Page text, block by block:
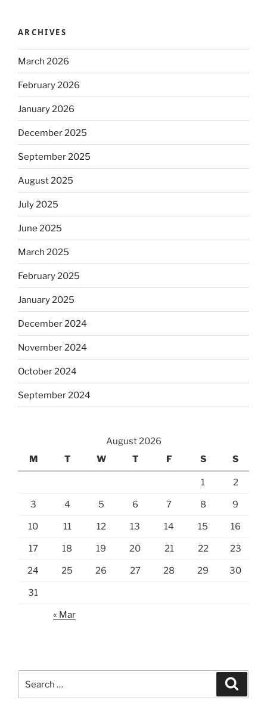
ARCHIVES
March 2026
February 2026
January 2026
December 2025
September 2025
August 2025
July 2025
June 2025
March 2025
February 2025
January 2025
December 2024
November 2024
October 2024
September 2024
August 2026
M
T W T F S S
1 2
3 4 5 6 7 8 9
10 11 12 13 14 15 16
17 18 19 20 21 22 23
24 25 26 27 28 29 30
31
« Mar
for: